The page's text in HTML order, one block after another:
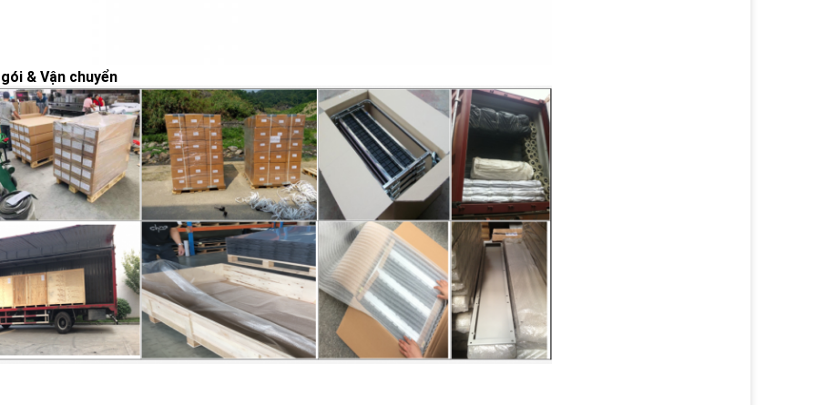
& Vận chuyển